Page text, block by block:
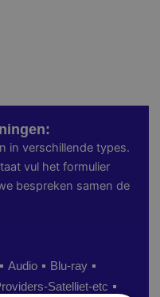
in verschillende types.
vul het formulier
bespreken samen de
Audio
Blu-ray
Satelliet-etc